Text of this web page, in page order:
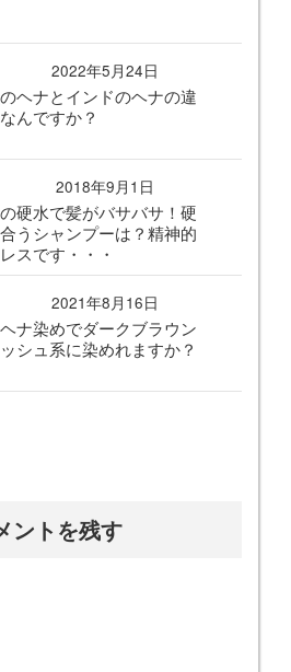
2022年5月24日
ヘナとインドのヘナの違
んですか？
2018年9月1日
硬水で髪がバサバサ！硬
うシャンプーは？精神的
スです・・・
2021年8月16日
ナ染めでダークブラウン
シュ系に染めれますか？
ントを残す